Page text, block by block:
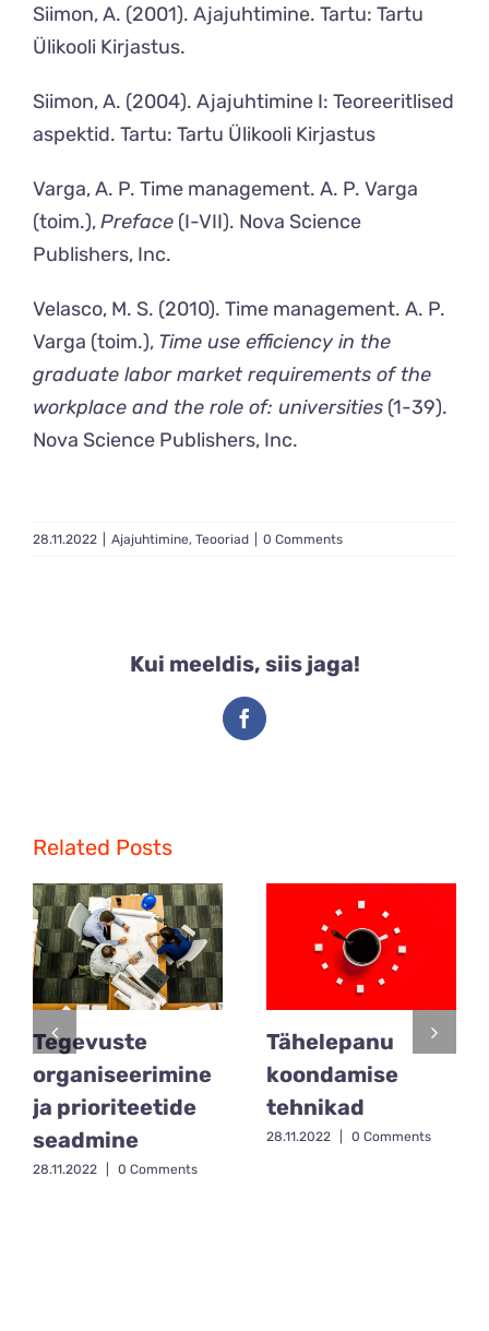
Siimon, A. (2001). Ajajuhtimine. Tartu: Tartu
Ülikooli Kirjastus.
Siimon, A. (2004). Ajajuhtimine I: Teoreeritlised
aspektid. Tartu: Tartu Ülikooli Kirjastus
Varga, A. P. Time management. A. P. Varga
(toim.),Preface(I-VII). Nova Science
Publishers, Inc.
Velasco, M. S. (2010). Time management. A. P.
Varga (toim.), Time use efficiency in the
graduate labor market requirements of the
workplace and the role of: universities(1-39).
Nova Science Publishers, Inc.
28.11.2022 Ajajuhtimine, Teooriad 0 Comments
Kui meeldis, siis jaga!
Facebook
Related Posts
Tegevuste
organiseerimine
ja prioriteetide
seadmine
28.11.2022 0 Comments
Tähelepanu
koondamise
tehnikad
28.11.2022 0 Comments